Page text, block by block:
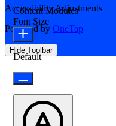
Accessibility Adjustments
Powered by OneTap
Hide Toolbar
Content Modules
Font Size
Default